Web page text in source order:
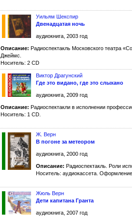
Уильям Шекспир
Двенадцатая ночь
аудиокнига, 2003 год
Описание: Радиоспектакль Московского театра
Джеймс.
Носитель: 2 CD
Виктор Драгунский
Где это видано, где это слыхано
аудиокнига, 2009 год
Описание: Радиоспектакли в исполнении
Носитель: 1 CD.
Ж. Верн
В погоне за метеором
аудиокнига, 2000 год
Описание: Радиоспектакль. Роли
Носитель: аудиокассета.
Жюль Верн
Дети капитана Гранта
аудиокнига, 2007 год